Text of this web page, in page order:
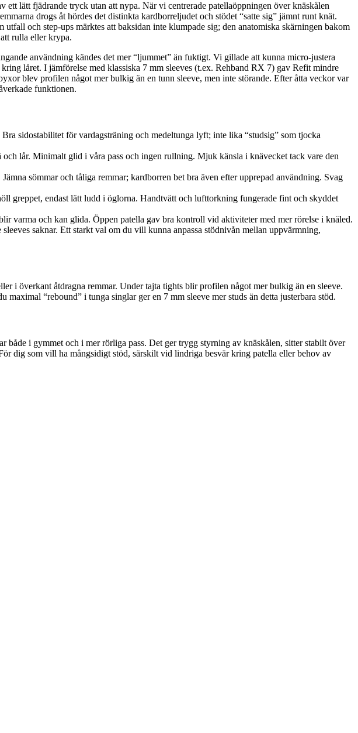
lätt fjädrande tryck utan att nypa. När vi centrerade patellaöppningen över knäskålen
drogs åt hördes det distinkta kardborreljudet och stödet “satte sig” jämnt runt knät.
och step‑ups märktes att baksidan inte klumpade sig; den anatomiska skärningen bakom
rulla eller krypa.
användning kändes det mer “ljummet” än fuktigt. Vi gillade att kunna micro‑justera
låret. I jämförelse med klassiska 7 mm sleeves (t.ex. Rehband RX 7) gav Refit mindre
blev profilen något mer bulkig än en tunn sleeve, men inte störande. Efter åtta veckor var
funktionen.
sidostabilitet för vardagsträning och medeltunga lyft; inte lika “studsig” som tjocka
lår. Minimalt glid i våra pass och ingen rullning. Mjuk känsla i knävecket tack vare den
sömmar och tåliga remmar; kardborren bet bra även efter upprepad användning. Svag
greppet, endast lätt ludd i öglorna. Handtvätt och lufttorkning fungerade fint och skyddet
varma och kan glida. Öppen patella gav bra kontroll vid aktiviteter med mer rörelse i knäled.
saknar. Ett starkt val om du vill kunna anpassa stödnivån mellan uppvärmning,
i överkant åtdragna remmar. Under tajta tights blir profilen något mer bulkig än en sleeve.
“rebound” i tunga singlar ger en 7 mm sleeve mer studs än detta justerbara stöd.
i gymmet och i mer rörliga pass. Det ger trygg styrning av knäskålen, sitter stabilt över
dig som vill ha mångsidigt stöd, särskilt vid lindriga besvär kring patella eller behov av